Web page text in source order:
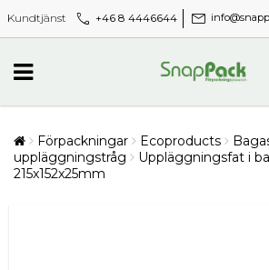
Kundtjänst call +46 8 4446644 mail
Förpackningar Ecoproducts
uppläggningstråg
Uppläggningsfat i
215x152x25mm